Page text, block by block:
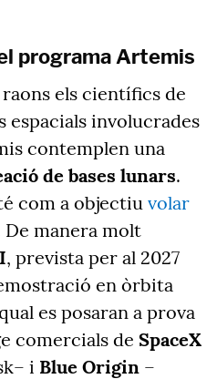
programa Artemis
els científics de
espacials involucrades
contemplen una
de bases lunars.
com a objectiu volar
De manera molt
, prevista per al 2027
en òrbita
es posaran a prova
comercials de SpaceX
i Blue Origin –